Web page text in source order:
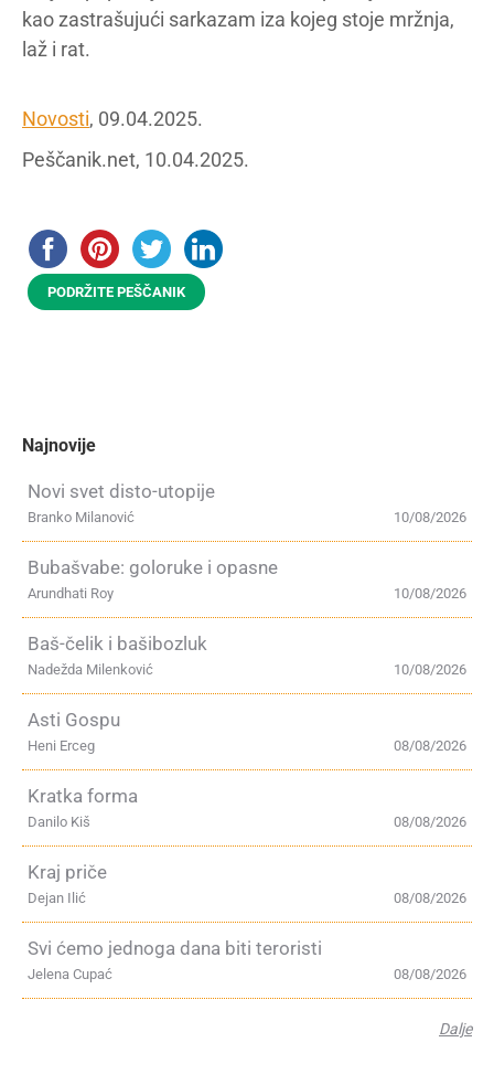
kao zastrašujući sarkazam iza kojeg stoje mržnja,
laž i rat.
Novosti, 09.04.2025.
Peščanik.net, 10.04.2025.
PODRŽITE PEŠČANIK
Najnovije
Novi svet disto-utopije
10/08/2026
Branko Milanović
Bubašvabe: goloruke i opasne
10/08/2026
Arundhati Roy
Baš-čelik i bašibozluk
10/08/2026
Nadežda Milenković
Asti Gospu
08/08/2026
Heni Erceg
Kratka forma
08/08/2026
Danilo Kiš
Kraj priče
08/08/2026
Dejan Ilić
Svi ćemo jednoga dana biti teroristi
08/08/2026
Jelena Cupać
Dalje